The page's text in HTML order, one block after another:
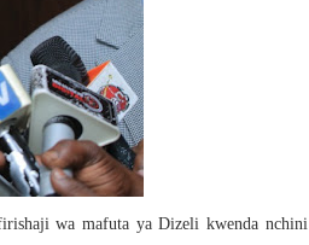
wa mafuta ya Dizeli kwenda nchini